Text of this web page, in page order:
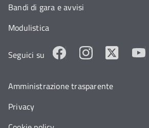
Bandi di gara e avvisi
Modulistica
Seguici su
Amministrazione trasparente
Privacy